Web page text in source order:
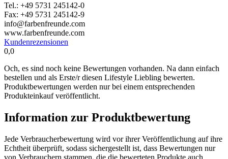
Tel.: +49 5731 245142-0
Fax: +49 5731 245142-9
info@farbenfreunde.com
www.farbenfreunde.com
Kundenrezensionen
0,0
Och, es sind noch keine Bewertungen vorhanden. Na dann einfach
bestellen und als Erste/r diesen Lifestyle Liebling bewerten.
Produktbewertungen werden nur bei einem entsprechenden
Produkteinkauf veröffentlicht.
Information zur Produktbewertung
Jede Verbraucherbewertung wird vor ihrer Veröffentlichung auf ihre
Echtheit überprüft, sodass sichergestellt ist, dass Bewertungen nur
von Verbrauchern stammen, die die bewerteten Produkte auch